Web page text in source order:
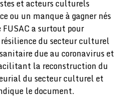
et acteurs culturels
ou un manque à gagner nés
a surtout pour
du secteur culturel
due au coronavirus et
la reconstruction du
du secteur culturel et
le document.